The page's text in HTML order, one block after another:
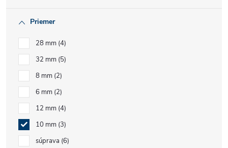
Priemer
28 mm 4
32 mm 5
8 mm 2
6 mm 2
12 mm 4
10 mm 3
súprava 6